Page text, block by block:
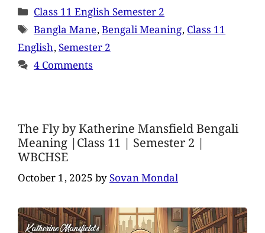
Class 11 English Semester 2
Bangla Mane,Bengali Meaning,Class 11
English,Semester 2
4 Comments
The Fly by Katherine Mansfield Bengali
Meaning |Class 11 | Semester 2 |
WBCHSE
October 1, 2025bySovan Mondal